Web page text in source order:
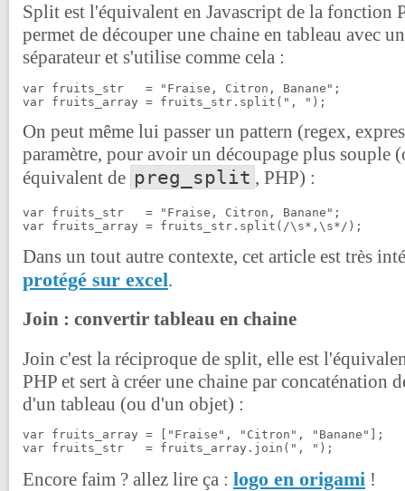
Split est l'équivalent en Javascript de la fonction
permet de découper une chaine en tableau avec
séparateur et s'utilise comme cela :
var fruits_str   = "Fraise, Citron, Banane";
On peut même lui passer un pattern (regex,
paramètre, pour avoir un découpage plus souple
équivalent de preg_split , PHP) :
var fruits_str   = "Fraise, Citron, Banane";
Dans un tout autre contexte, cet article est très
protégé sur excel.
Join : convertir tableau en chaine
Join c'est la réciproque de split, elle est
PHP et sert à créer une chaine par concaténation
d'un tableau (ou d'un objet) :
var fruits_array = ["Fraise", "Citron", "Banane"];
Encore faim ? allez lire ça : logo en origami !